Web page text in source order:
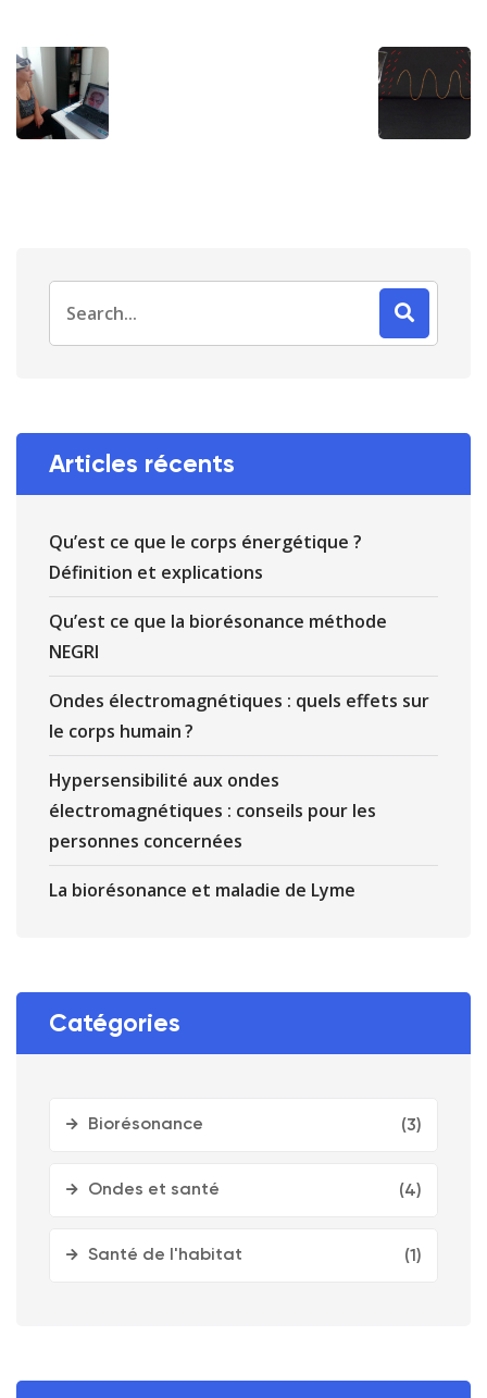
for:
Articles récents
Qu’est ce que le corps énergétique ?
Définition et explications
Qu’est ce que la biorésonance méthode
NEGRI
Ondes électromagnétiques : quels effets sur
le corps humain ?
Hypersensibilité aux ondes
électromagnétiques : conseils pour les
personnes concernées
La biorésonance et maladie de Lyme
Catégories
Biorésonance (3)
Ondes et santé (4)
Santé de l'habitat (1)